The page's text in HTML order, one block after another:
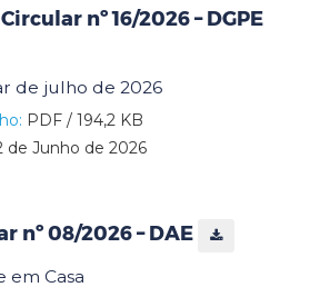
nº 16/2026 – DGPE
de julho de 2026
PDF / 194,2 KB
de Junho de 2026
nº 08/2026 – DAE
em Casa